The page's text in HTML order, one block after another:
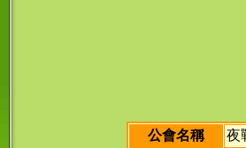
公會名稱
夜